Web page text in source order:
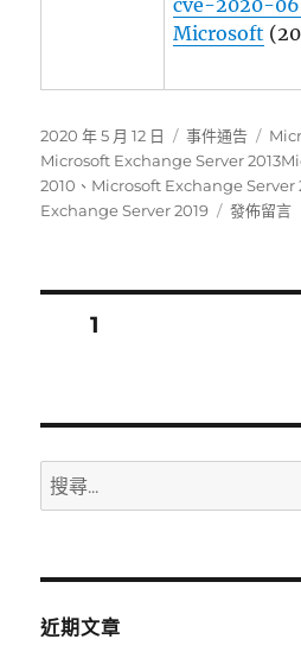
cve-2020-
Microsoft
發
佈
日
期:
2020 年 5 月 12 日
分
類
事件通告
標
籤
Microsoft Exchange Server
2010 、 Microsoft Exchange Server
Exchange Server 2019
在
端
執
弱
發佈留言
分
頁
頁次1
搜
尋
鍵
近期文章